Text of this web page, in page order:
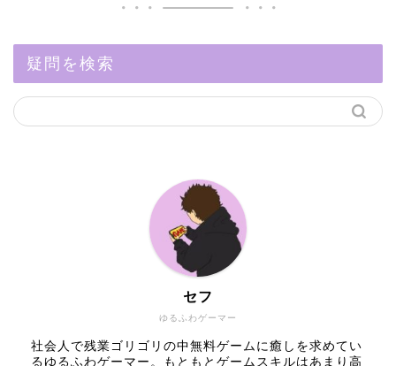
疑問を検索
ゆるふわゲーマー
セフ
社会人で残業ゴリゴリの中無料ゲームに癒しを求めてい
るゆるふわゲーマー。もともとゲームスキルはあまり高